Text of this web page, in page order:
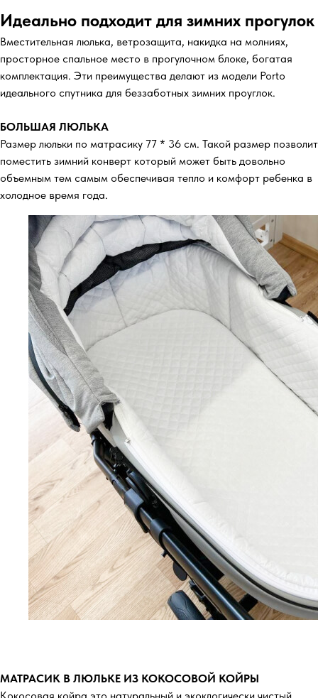
Идеально подходит для зимних прогулок
Вместительная люлька, ветрозащита, накидка на молниях,
просторное спальное место в прогулочном блоке, богатая
комплектация. Эти преимущества делают из модели Porto
идеального спутника для беззаботных зимних проуглок.
БОЛЬШАЯ ЛЮЛЬКА
Размер люльки по матрасику 77 * 36 см. Такой размер позволит
поместить зимний конверт который может быть довольно
объемным тем самым обеспечивая тепло и комфорт ребенка в
холодное время года.
МАТРАСИК В ЛЮЛЬКЕ ИЗ КОКОСОВОЙ КОЙРЫ